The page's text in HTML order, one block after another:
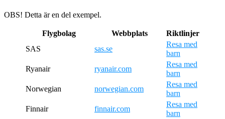
OBS! Detta är en del exempel.
Flygbolag Webbplats
Riktlinjer
SAS
sas.se
Resa med
barn
Ryanair
ryanair.com
Resa med
barn
Norwegian
norwegian.com
Resa med
barn
Finnair
finnair.com
Resa med
barn